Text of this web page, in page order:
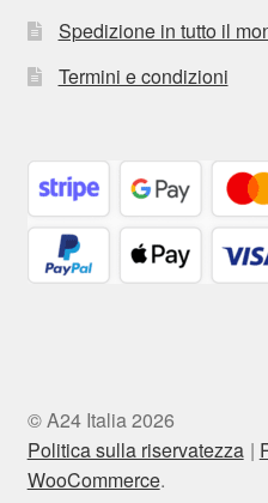
Spedizione in tutto il
Termini e condizioni
© A24 Italia 2026
Politica sulla riservatezza
WooCommerce.